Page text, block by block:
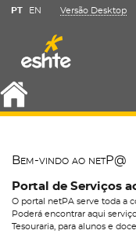
PT EN Versão Desktop
Bem-vindo ao netP@
Portal de Serviços
O portal netPA serve toda a
Poderá encontrar aqui
Tesouraria, para alunos e